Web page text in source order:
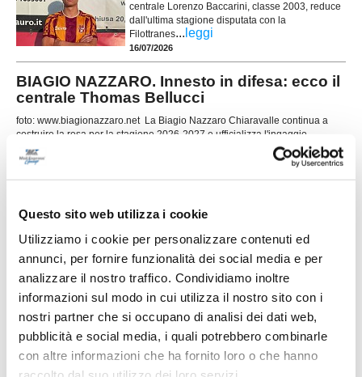
Questo sito web utilizza i cookie
Utilizziamo i cookie per personalizzare contenuti ed
annunci, per fornire funzionalità dei social media e per
analizzare il nostro traffico. Condividiamo inoltre
informazioni sul modo in cui utilizza il nostro sito con i
nostri partner che si occupano di analisi dei dati web,
pubblicità e social media, i quali potrebbero combinarle
con altre informazioni che ha fornito loro o che hanno
centrale Lorenzo Baccarini, classe 2003, reduce
dall'ultima stagione disputata con la
Filottranes... leggi
16/07/2026
BIAGIO NAZZARO. Innesto in difesa: ecco il
centrale Thomas Bellucci
foto: www.biagionazzaro.net La Biagio Nazzaro Chiaravalle continua a
costruire la rosa per la stagione 2026-2027 e ufficializza l'ingaggio
...leggi
15/07/2026
giovani per la nuova stagione
La Sampaolese cala un poker di acquisti in vista
della prossima stagione, rinforzando tutti i reparti
con un mix di giovani di prospettiva ed elementi
di esperienza. In attacco arriva Giuseppe Di
15/07/2026
LEONESSA MONTORO. Tanti volti nuovi per
mister Santinelli